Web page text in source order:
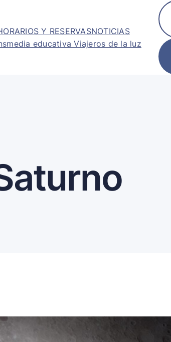
Y RESERVASNOTICIAS
educativa Viajeros de la luz